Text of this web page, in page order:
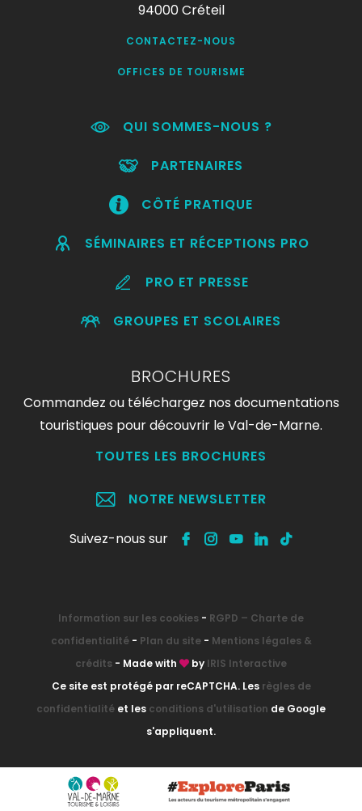
94000 Créteil
CONTACTEZ-NOUS
OFFICES DE TOURISME
QUI SOMMES-NOUS ?
PARTENAIRES
CÔTÉ PRATIQUE
SÉMINAIRES ET RÉCEPTIONS PRO
PRO ET PRESSE
GROUPES ET SCOLAIRES
BROCHURES
Commandez ou téléchargez nos documentations
touristiques pour découvrir le Val-de-Marne.
TOUTES LES BROCHURES
NOTRE NEWSLETTER
Suivez-nous sur
Information sur les cookies - RGPD – Charte de
confidentialité- Plan du site- Mentions légales &
crédits - Made with by IRIS Interactive
Ce site est protégé par reCAPTCHA. Les règles de
confidentialité et les conditions d'utilisation de Google
s'appliquent.